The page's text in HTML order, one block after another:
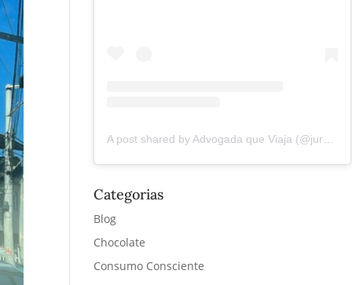
A post shared by Advogada que Viaja (@juremacintra)
Categorias
Blog
Chocolate
Consumo Consciente